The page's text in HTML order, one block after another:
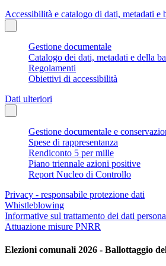
Accessibilità e catalogo di dati, metadati e
Gestione documentale
Catalogo dei dati, metadati e della
Regolamenti
Obiettivi di accessibilità
Dati ulteriori
Gestione documentale e
Spese di rappresentanza
Rendiconto 5 per mille
Piano triennale azioni positive
Report Nucleo di Controllo
Privacy - responsabile protezione dati
Whistleblowing
Informative sul trattamento dei dati
Attuazione misure PNRR
Elezioni comunali 2026 - Ballottaggio